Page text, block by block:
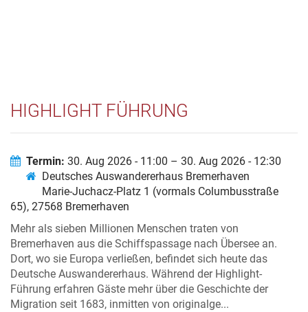
HIGHLIGHT FÜHRUNG
Termin: 30. Aug 2026 - 11:00 – 30. Aug 2026 - 12:30
Deutsches Auswandererhaus Bremerhaven
Marie-Juchacz-Platz 1 (vormals Columbusstraße
65), 27568 Bremerhaven
Mehr als sieben Millionen Menschen traten von
Bremerhaven aus die Schiffspassage nach Übersee an.
Dort, wo sie Europa verließen, befindet sich heute das
Deutsche Auswandererhaus. Während der Highlight-
Führung erfahren Gäste mehr über die Geschichte der
Migration seit 1683, inmitten von originalge...